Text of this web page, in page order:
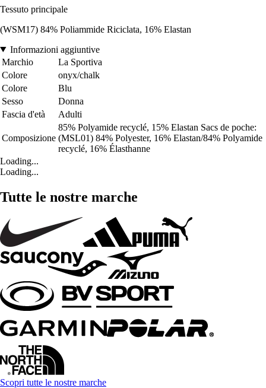
Tessuto principale
(WSM17) 84% Poliammide Riciclata, 16% Elastan
Informazioni aggiuntive
Marchio
La Sportiva
Colore
onyx/chalk
Colore
Blu
Sesso
Donna
Fascia d'età
Adulti
Composizione
85% Polyamide recyclé, 15% Elastan Sacs de poche:
(MSL01) 84% Polyester, 16% Elastan/84% Polyamide
recyclé, 16% Élasthanne
Loading...
Loading...
Tutte le nostre marche
Scopri tutte le nostre marche